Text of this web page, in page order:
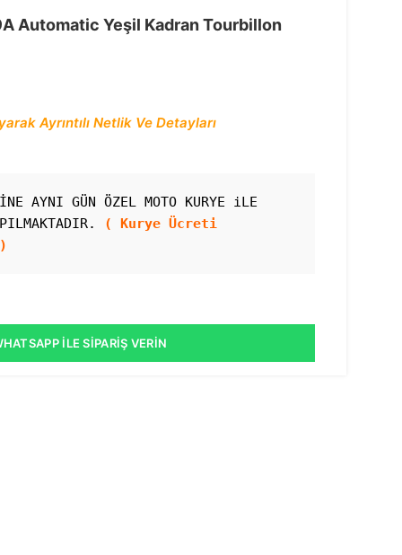
Automatic Yeşil Kadran Tourbillon
Ayrıntılı Netlik Ve Detayları
AYNI GÜN ÖZEL MOTO KURYE iLE
( Kurye Ücreti
İLE SIPARIŞ VERIN